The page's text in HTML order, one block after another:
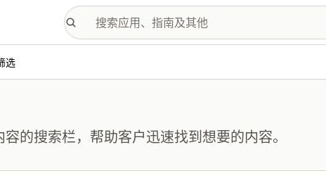
选
的搜索栏，帮助客户迅速找到想要的内容。